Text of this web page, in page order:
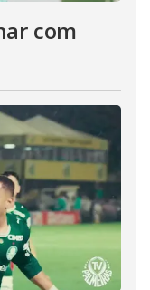
com